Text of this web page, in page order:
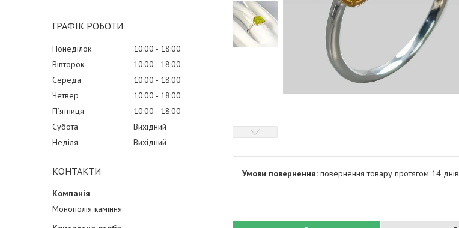
ГРАФІК РОБОТИ
Понеділок 10:00
18:00
Вівторок
10:00
18:00
Середа
10:00
18:00
Четвер
10:00
18:00
Пʼятниця
10:00
18:00
Субота
Вихідний
Неділя
Вихідний
КОНТАКТИ
Монополія каміння
повернення товару протягом 14 днів